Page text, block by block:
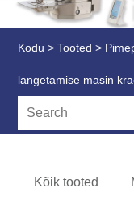
Kodu > Tooted >
langetamise masin
Kõik tooted